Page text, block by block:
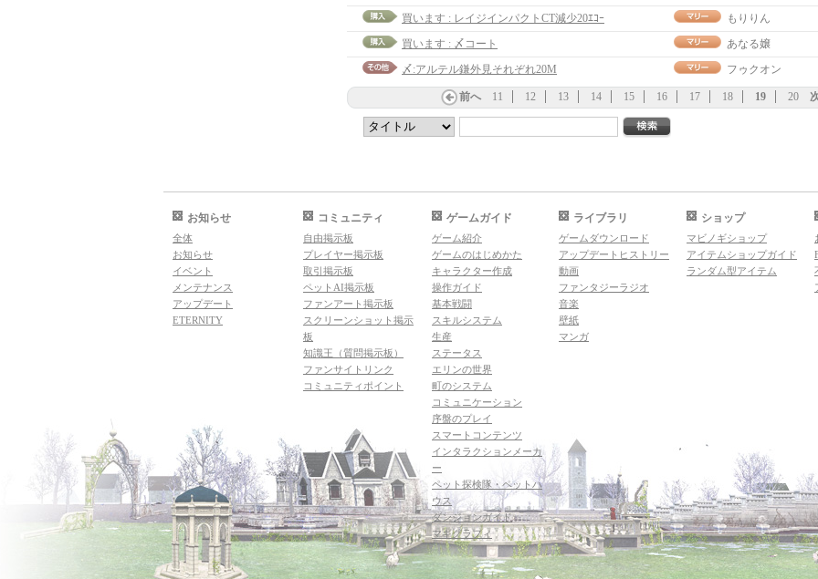
買います : レイジインパクトCT減少20ｴｺｰ
もりりん
買います : 〆コート
あなる嬢
〆:アルテル鎌外見それぞれ20M
フゥクオン
前へ 11 12 13 14 15 16 17 18 19 20
お知らせ
全体
お知らせ
イベント
メンテナンス
アップデート
ETERNITY
コミュニティ
自由掲示板
プレイヤー掲示板
取引掲示板
ペットAI掲示板
ファンアート掲示板
スクリーンショット掲示
板
知識王（質問掲示板）
ファンサイトリンク
コミュニティポイント
ゲームガイド
ゲーム紹介
ゲームのはじめかた
キャラクター作成
操作ガイド
基本戦闘
スキルシステム
生産
ステータス
エリンの世界
町のシステム
コミュニケーション
序盤のプレイ
スマートコンテンツ
インタラクションメーカ
ー
ペット探検隊・ペットハ
ウス
ダンジョンガイド
マギグラフィ
ライブラリ
ゲームダウンロード
アップデートヒストリー
動画
ファンタジーラジオ
音楽
壁紙
マンガ
ショップ
マビノギショップ
アイテムショップガイド
ランダム型アイテム